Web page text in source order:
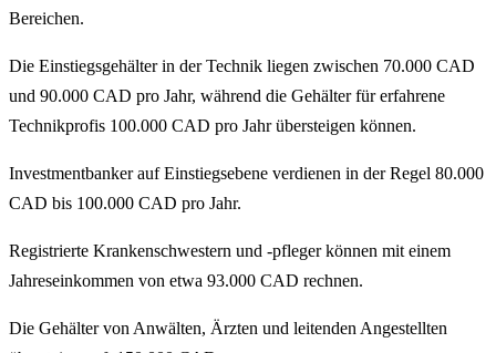
Bereichen.
Die Einstiegsgehälter in der Technik liegen zwischen 70.000 CAD
und 90.000 CAD pro Jahr, während die Gehälter für erfahrene
Technikprofis 100.000 CAD pro Jahr übersteigen können.
Investmentbanker auf Einstiegsebene verdienen in der Regel 80.000
CAD bis 100.000 CAD pro Jahr.
Registrierte Krankenschwestern und -pfleger können mit einem
Jahreseinkommen von etwa 93.000 CAD rechnen.
Die Gehälter von Anwälten, Ärzten und leitenden Angestellten